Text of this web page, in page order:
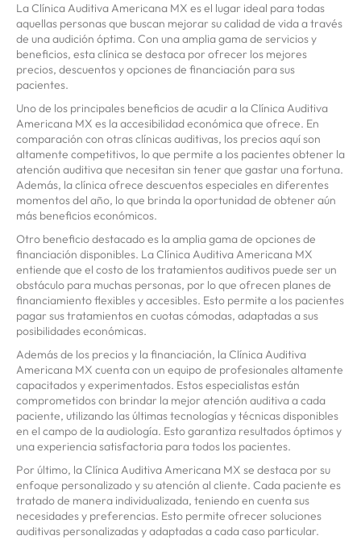
La Clínica Auditiva Americana MX es el lugar ideal para todas
aquellas personas que buscan mejorar su calidad de vida a través
de una audición óptima. Con una amplia gama de servicios y
beneficios, esta clínica se destaca por ofrecer los mejores
precios, descuentos y opciones de financiación para sus
pacientes.
Uno de los principales beneficios de acudir a la Clínica Auditiva
Americana MX es la accesibilidad económica que ofrece. En
comparación con otras clínicas auditivas, los precios aquí son
altamente competitivos, lo que permite a los pacientes obtener la
atención auditiva que necesitan sin tener que gastar una fortuna.
Además, la clínica ofrece descuentos especiales en diferentes
momentos del año, lo que brinda la oportunidad de obtener aún
más beneficios económicos.
Otro beneficio destacado es la amplia gama de opciones de
financiación disponibles. La Clínica Auditiva Americana MX
entiende que el costo de los tratamientos auditivos puede ser un
obstáculo para muchas personas, por lo que ofrecen planes de
financiamiento flexibles y accesibles. Esto permite a los pacientes
pagar sus tratamientos en cuotas cómodas, adaptadas a sus
posibilidades económicas.
Además de los precios y la financiación, la Clínica Auditiva
Americana MX cuenta con un equipo de profesionales altamente
capacitados y experimentados. Estos especialistas están
comprometidos con brindar la mejor atención auditiva a cada
paciente, utilizando las últimas tecnologías y técnicas disponibles
en el campo de la audiología. Esto garantiza resultados óptimos y
una experiencia satisfactoria para todos los pacientes.
Por último, la Clínica Auditiva Americana MX se destaca por su
enfoque personalizado y su atención al cliente. Cada paciente es
tratado de manera individualizada, teniendo en cuenta sus
necesidades y preferencias. Esto permite ofrecer soluciones
auditivas personalizadas y adaptadas a cada caso particular.